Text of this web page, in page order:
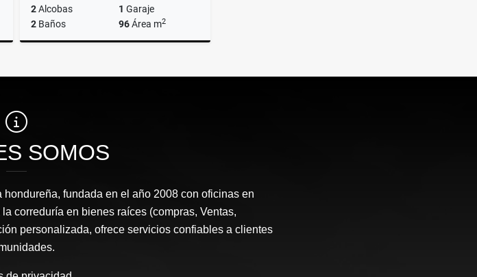
2Alcobas 1 Garaje
2 Baños 96Área m2
US$2,300
SOMOS
fundada en el año 2008 con oficinas en
correduría en bienes raíces (compras, Ventas,
personalizada, ofrece servicios confiables a clientes